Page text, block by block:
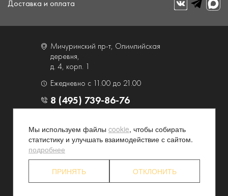
Доставка и оплата
Мичуринский пр-т, Олимпийская
деревня,
д. 4, корп. 1
Ежедневно с 11.00 до 21.00
8 (495) 739-86-76
Услуги
Контакты и схема проезда
Наши преимущества
Программа лояльности
Мы используем файлы cookie, чтобы собирать
статистику и улучшать взаимодействие с сайтом.
подробнее
ПРИНЯТЬ ОТКЛОНИТЬ